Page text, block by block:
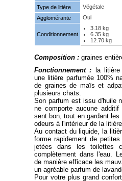
Type de litière
Végétale
Agglomérante
Oui
Conditionnement
3.18 kg
6.35 kg
12.70 kg
Composition : graines
Fonctionnement :
la
une litière parfumée 100%
de graines de maïs et
plusieurs chats.
Son parfum est issu d'huile
ne comporte aucune additif
sent bon, tout en gardant
odeurs à l'intérieur de la
Au contact du liquide, la
forme rapidement de
jetées dans les toilettes
complètement dans l'eau.
de manière efficace les
un agréable parfum de
Pour votre plus grand